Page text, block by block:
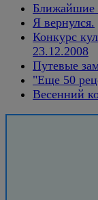
Ближайшие
Я вернулся.
Конкурс
23.12.2008
Путевые
"Еще 50
Весенний